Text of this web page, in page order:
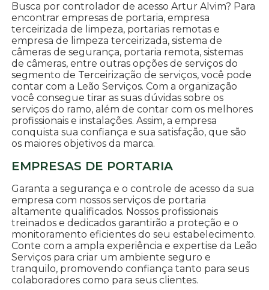
Busca por controlador de acesso Artur Alvim? Para
encontrar empresas de portaria, empresa
terceirizada de limpeza, portarias remotas e
empresa de limpeza terceirizada, sistema de
câmeras de segurança, portaria remota, sistemas
de câmeras, entre outras opções de serviços do
segmento de Terceirização de serviços, você pode
contar com a Leão Serviços. Com a organização
você consegue tirar as suas dúvidas sobre os
serviços do ramo, além de contar com os melhores
profissionais e instalações. Assim, a empresa
conquista sua confiança e sua satisfação, que são
os maiores objetivos da marca.
EMPRESAS DE PORTARIA
Garanta a segurança e o controle de acesso da sua
empresa com nossos serviços de portaria
altamente qualificados. Nossos profissionais
treinados e dedicados garantirão a proteção e o
monitoramento eficientes do seu estabelecimento.
Conte com a ampla experiência e expertise da Leão
Serviços para criar um ambiente seguro e
tranquilo, promovendo confiança tanto para seus
colaboradores como para seus clientes.